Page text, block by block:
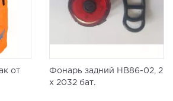
от
Фонарь задний HB86-02, 2
x 2032 бат.